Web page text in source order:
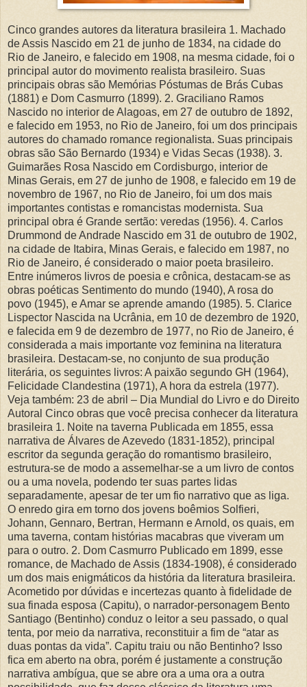
Cinco grandes autores da literatura brasileira 1. Machado
de Assis Nascido em 21 de junho de 1834, na cidade do
Rio de Janeiro, e falecido em 1908, na mesma cidade, foi o
principal autor do movimento realista brasileiro. Suas
principais obras são Memórias Póstumas de Brás Cubas
(1881) e Dom Casmurro (1899). 2. Graciliano Ramos
Nascido no interior de Alagoas, em 27 de outubro de 1892,
e falecido em 1953, no Rio de Janeiro, foi um dos principais
autores do chamado romance regionalista. Suas principais
obras são São Bernardo (1934) e Vidas Secas (1938). 3.
Guimarães Rosa Nascido em Cordisburgo, interior de
Minas Gerais, em 27 de junho de 1908, e falecido em 19 de
novembro de 1967, no Rio de Janeiro, foi um dos mais
importantes contistas e romancistas modernista. Sua
principal obra é Grande sertão: veredas (1956). 4. Carlos
Drummond de Andrade Nascido em 31 de outubro de 1902,
na cidade de Itabira, Minas Gerais, e falecido em 1987, no
Rio de Janeiro, é considerado o maior poeta brasileiro.
Entre inúmeros livros de poesia e crônica, destacam-se as
obras poéticas Sentimento do mundo (1940), A rosa do
povo (1945), e Amar se aprende amando (1985). 5. Clarice
Lispector Nascida na Ucrânia, em 10 de dezembro de 1920,
e falecida em 9 de dezembro de 1977, no Rio de Janeiro, é
considerada a mais importante voz feminina na literatura
brasileira. Destacam-se, no conjunto de sua produção
literária, os seguintes livros: A paixão segundo GH (1964),
Felicidade Clandestina (1971), A hora da estrela (1977).
Veja também: 23 de abril – Dia Mundial do Livro e do Direito
Autoral Cinco obras que você precisa conhecer da literatura
brasileira 1. Noite na taverna Publicada em 1855, essa
narrativa de Álvares de Azevedo (1831-1852), principal
escritor da segunda geração do romantismo brasileiro,
estrutura-se de modo a assemelhar-se a um livro de contos
ou a uma novela, podendo ter suas partes lidas
separadamente, apesar de ter um fio narrativo que as liga.
O enredo gira em torno dos jovens boêmios Solfieri,
Johann, Gennaro, Bertran, Hermann e Arnold, os quais, em
uma taverna, contam histórias macabras que viveram um
para o outro. 2. Dom Casmurro Publicado em 1899, esse
romance, de Machado de Assis (1834-1908), é considerado
um dos mais enigmáticos da história da literatura brasileira.
Acometido por dúvidas e incertezas quanto à fidelidade de
sua finada esposa (Capitu), o narrador-personagem Bento
Santiago (Bentinho) conduz o leitor a seu passado, o qual
tenta, por meio da narrativa, reconstituir a fim de “atar as
duas pontas da vida”. Capitu traiu ou não Bentinho? Isso
fica em aberto na obra, porém é justamente a construção
narrativa ambígua, que se abre ora a uma ora a outra